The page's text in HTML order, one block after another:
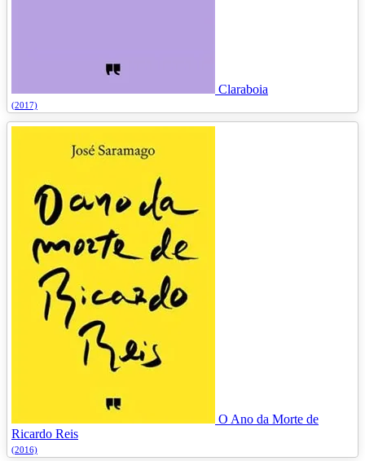
Claraboia
(2017)
O Ano da Morte de
Ricardo Reis
(2016)